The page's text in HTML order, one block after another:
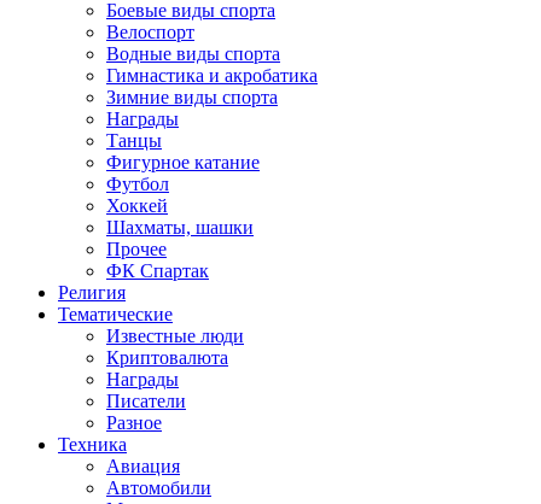
Боевые виды спорта
Велоспорт
Водные виды спорта
Гимнастика и акробатика
Зимние виды спорта
Награды
Танцы
Фигурное катание
Футбол
Хоккей
Шахматы, шашки
Прочее
ФК Спартак
Религия
Тематические
Известные люди
Криптовалюта
Награды
Писатели
Разное
Техника
Авиация
Автомобили